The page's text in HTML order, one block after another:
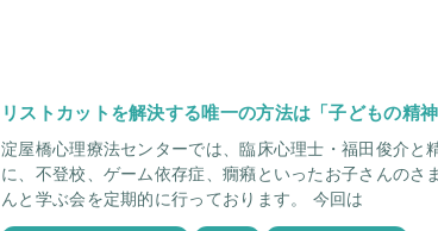
リストカットを解決する唯一の方法は「子どもの精神
淀屋橋心理療法センターでは、臨床心理士・福田俊介と
に、不登校、ゲーム依存症、癇癪といったお子さんのさ
んと学ぶ会を定期的に行っております。 今回は